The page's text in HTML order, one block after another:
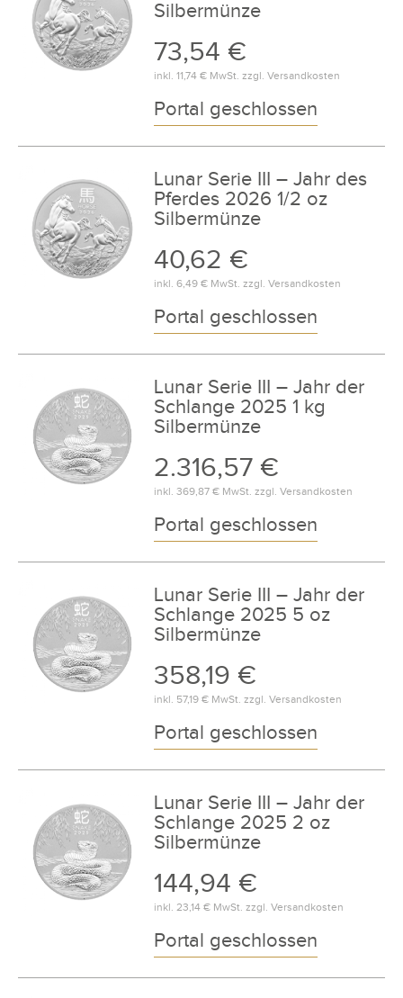
Silbermünze
73,54 €
inkl. 11,74 €MwSt. zzgl. Versandkosten
Portal geschlossen
Lunar Serie III – Jahr des
Pferdes 2026 1/2 oz
Silbermünze
40,62 €
inkl. 6,49 €MwSt. zzgl. Versandkosten
Portal geschlossen
Lunar Serie III – Jahr der
Schlange 2025 1 kg
Silbermünze
2.316,57 €
inkl. 369,87 €MwSt. zzgl. Versandkosten
Portal geschlossen
Lunar Serie III – Jahr der
Schlange 2025 5 oz
Silbermünze
358,19 €
inkl. 57,19 €MwSt. zzgl. Versandkosten
Portal geschlossen
Lunar Serie III – Jahr der
Schlange 2025 2 oz
Silbermünze
144,94 €
inkl. 23,14 €MwSt. zzgl. Versandkosten
Portal geschlossen